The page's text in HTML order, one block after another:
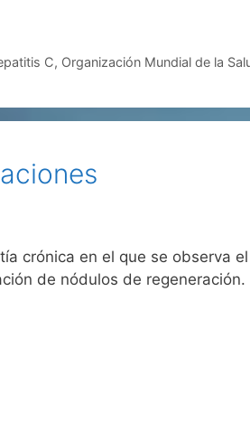
C, Organización Mundial de la
crónica en el que se observa
de nódulos de